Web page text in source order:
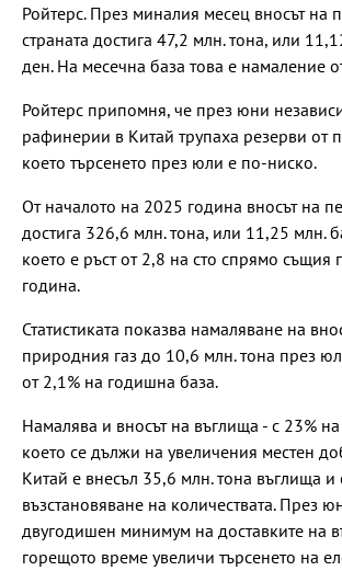
Ройтерс. През миналия месец вносът на
страната достига 47,2 млн. тона, или
ден. На месечна база това е намаление
Ройтерс припомня, че през юни
рафинерии в Китай трупаха резерви от
което търсенето през юли е по-ниско.
От началото на 2025 година вносът на
достига 326,6 млн. тона, или 11,25 млн.
което е ръст от 2,8 на сто спрямо
година.
Статистиката показва намаляване на
природния газ до 10,6 млн. тона през
от 2,1% на годишна база.
Намалява и вносът на въглища - с 23%
което се дължи на увеличения местен
Китай е внесъл 35,6 млн. тона въглища
възстановяване на количествата. През
двугодишен минимум на доставките на
горещото време увеличи търсенето на